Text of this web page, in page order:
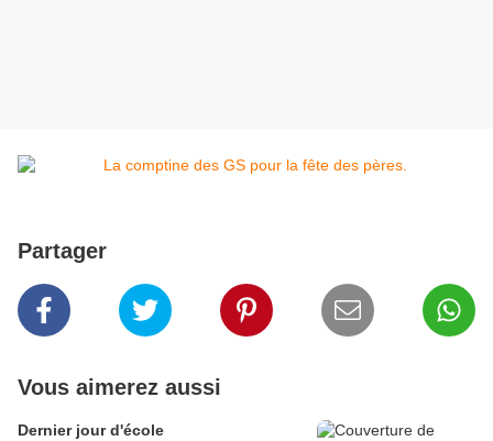
Partager
Vous aimerez aussi
Dernier jour d'école